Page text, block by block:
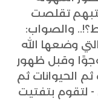
تقلصت
إلى 9 أيام فقط؟!.. والصواب:
وضعها الله
وجوًا وقبل ظهور
ثم الحيوانات ثم
- لتقوم بتفتيت